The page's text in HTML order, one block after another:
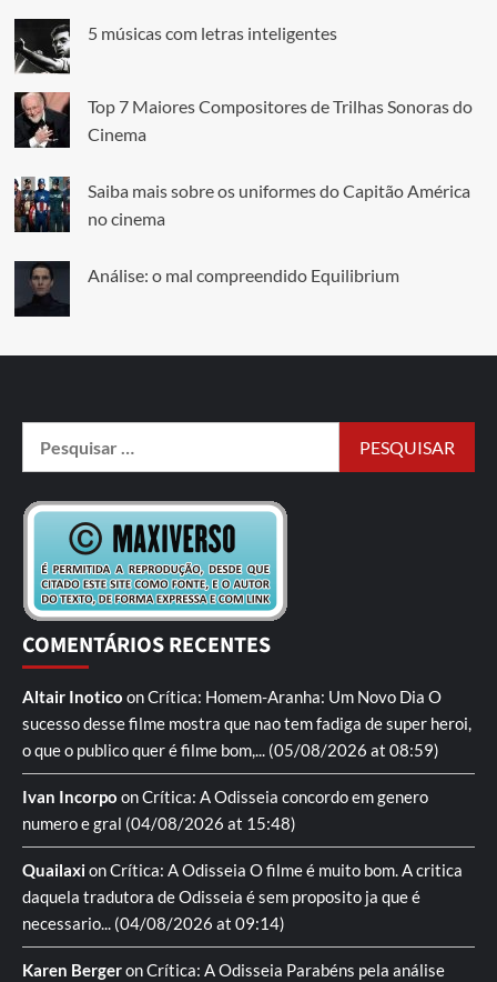
5 músicas com letras inteligentes
Top 7 Maiores Compositores de Trilhas Sonoras do
Cinema
Saiba mais sobre os uniformes do Capitão América
no cinema
Análise: o mal compreendido Equilibrium
COMENTÁRIOS RECENTES
Altair Inotico onCrítica: Homem-Aranha: Um Novo Dia O
sucesso desse filme mostra que nao tem fadiga de super heroi,
o que o publico quer é filme bom,... (05/08/2026 at 08:59)
Ivan Incorpo onCrítica: A Odisseia concordo em genero
numero e gral (04/08/2026 at 15:48)
QuailaxionCrítica: A Odisseia O filme é muito bom. A critica
daquela tradutora de Odisseia é sem proposito ja que é
necessario... (04/08/2026 at 09:14)
Karen BergeronCrítica: A Odisseia Parabéns pela análise